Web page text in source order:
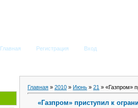
Главная Регистрация Вход
Главная » 2010 » Июнь » 21 » «Газпром»
«Газпром» приступил к